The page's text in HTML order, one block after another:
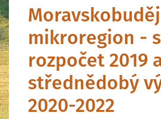
mikroregion -
rozpočet 2019
střednědobý
2020-2022